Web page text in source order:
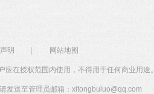
明 网站地图
在授权范围内使用，不得用于任何商业用途。
发送至管理员邮箱：xitongbuluo@qq.com